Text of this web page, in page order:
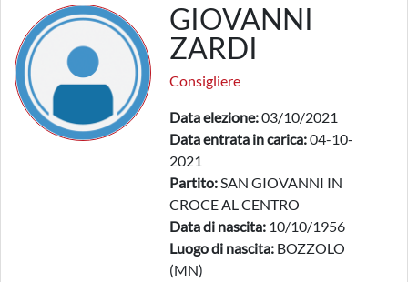
GIOVANNI
ZARDI
Consigliere
Data elezione:03/10/2021
Data entrata in carica:04-10-
2021
Partito:SAN GIOVANNI IN
CROCE AL CENTRO
Data di nascita: 10/10/1956
Luogo di nascita: BOZZOLO
(MN)